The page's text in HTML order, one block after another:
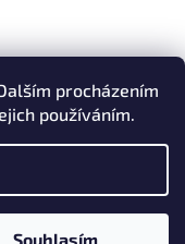
procházením
používáním.
Souhlasím
. Všechna práva vyhrazena.